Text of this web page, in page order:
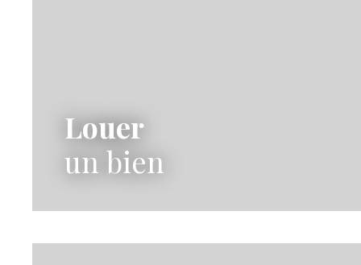
Louer
un bien